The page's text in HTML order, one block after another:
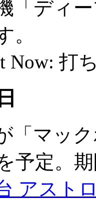
「ディ
。
Now: 打
「マッ
予定。
アスト